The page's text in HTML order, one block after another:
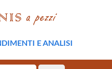
E ANALISI